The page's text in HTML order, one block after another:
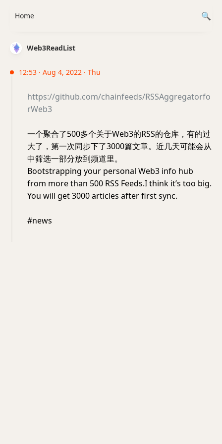
Web3ReadList
12:53 · Aug 4, 2022 · Thu
https://github.com/chainfeeds/RSSAggregatorfo
rWeb3
一个聚合了500多个关于Web3的RSS的仓库，有的过
大了，第一次同步下了3000篇文章。近几天可能会从
中筛选一部分放到频道里。
Bootstrapping your personal Web3 info hub
from more than 500 RSS Feeds.I think it’s too big.
You will get 3000 articles after first sync.
#news
Home